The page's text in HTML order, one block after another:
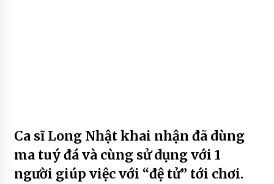
Ca sĩ Long Nhật khai nhận đã dùng
ma tuý đá và cùng sử dụng với 1
người giúp việc với “đệ tử” tới chơi.